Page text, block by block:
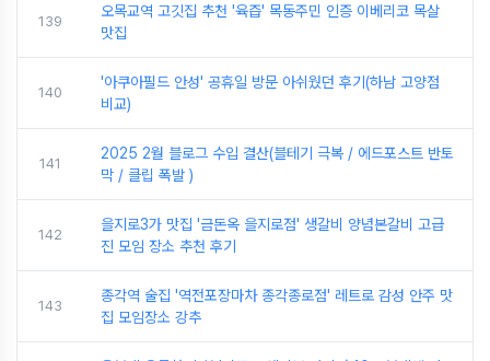
139
오목교역 고깃집 추천 '육즙' 목동주민 인증 이베리코 목살
맛집
140
'아쿠아필드 안성' 공휴일 방문 아쉬웠던 후기(하남 고양점
비교)
141
2025 2월 블로그 수입 결산(블테기 극복 / 에드포스트 반토
막 / 클립 폭발 )
142
을지로3가 맛집 '금돈옥 을지로점' 생갈비 양념본갈비 고급
진 모임 장소 추천 후기
143
종각역 술집 '역전포장마차 종각종로점' 레트로 감성 안주 맛
집 모임장소 강추